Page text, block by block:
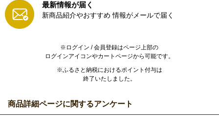
最新情報が届く
新商品紹介やおすすめ 情報がメールで届く
※ログイン / 会員登録はページ上部の
ログインアイコンやカートページから可能です。
※ふるさと納税におけるポイント付与は
終了いたしました。
商品詳細ページに関するアンケート